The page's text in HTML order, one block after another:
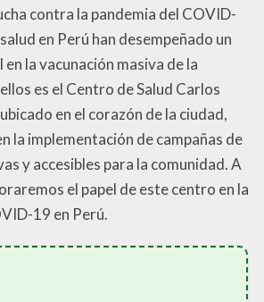
contra la pandemia del COVID-
en Perú han desempeñado un
la vacunación masiva de la
es el Centro de Salud Carlos
en el corazón de la ciudad,
la implementación de campañas de
y accesibles para la comunidad. A
el papel de este centro en la
19 en Perú.